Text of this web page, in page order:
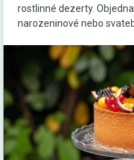
rostlinné dezerty.
narozeninové nebo